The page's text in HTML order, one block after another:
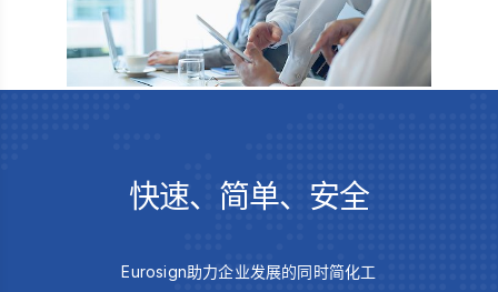
快速、简单、安全
Eurosign助力企业发展的同时简化工